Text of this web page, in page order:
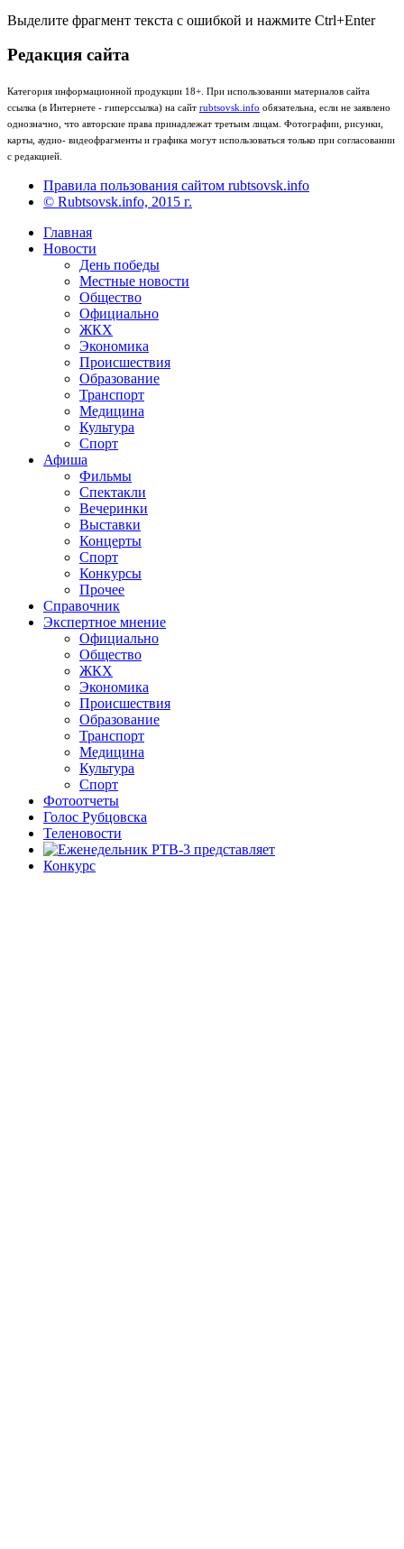
Выделите фрагмент текста с ошибкой и нажмите Ctrl+Enter
Редакция сайта
Категория информационной продукции 18+. При использовании материалов сайта
ссылка (в Интернете - гиперссылка) на сайт rubtsovsk.info обязательна, если не заявлено
однозначно, что авторские права принадлежат третьим лицам. Фотографии, рисунки,
карты, аудио- видеофрагменты и графика могут использоваться только при согласовании
с редакцией.
Правила пользования сайтом rubtsovsk.info
© Rubtsovsk.info, 2015 г.
Главная
Новости
День победы
Местные новости
Общество
Официально
ЖКХ
Экономика
Происшествия
Образование
Транспорт
Медицина
Культура
Спорт
Афиша
Фильмы
Спектакли
Вечеринки
Выставки
Концерты
Спорт
Конкурсы
Прочее
Справочник
Экспертное мнение
Официально
Общество
ЖКХ
Экономика
Происшествия
Образование
Транспорт
Медицина
Культура
Спорт
Фотоотчеты
Голос Рубцовска
Теленовости
Конкурс